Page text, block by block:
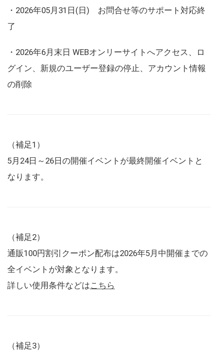
・2026年05月31日(日) お問合せ等のサポート対応終
了
・2026年6月末日 WEBオンリーサイトへアクセス、ロ
グイン、新規のユーザー登録の停止、アカウント情報
の削除
（補足1）
5月24日～26日の開催イベントが最終開催イベントと
なります。
（補足2）
通販100円割引クーポン配布は2026年5月中開催までの
全イベントが対象となります。
詳しい使用条件などはこちら
（補足3）